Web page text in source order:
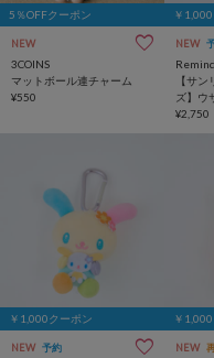
5％OFFクーポン
NEW
3COINS
マットボール連チャーム
¥550
￥
NEW
【サ
ズ】ウ
ャーム
¥2,750
￥1,000クーポン
NEW 予約
￥
NEW